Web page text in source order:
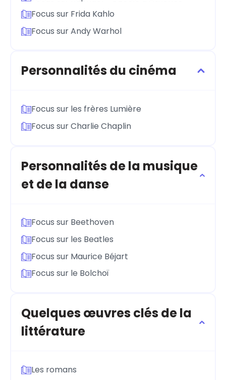
Focus sur Frida Kahlo
Focus sur Andy Warhol
Personnalités du cinéma
Focus sur les frères Lumière
Focus sur Charlie Chaplin
Personnalités de la musique
et de la danse
Focus sur Beethoven
Focus sur les Beatles
Focus sur Maurice Béjart
Focus sur le Bolchoï
Quelques œuvres clés de la
littérature
Les romans